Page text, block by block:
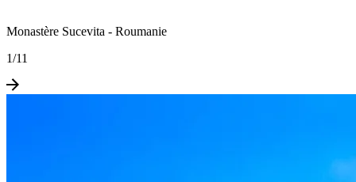
Monastère Sucevita - Roumanie
1/11